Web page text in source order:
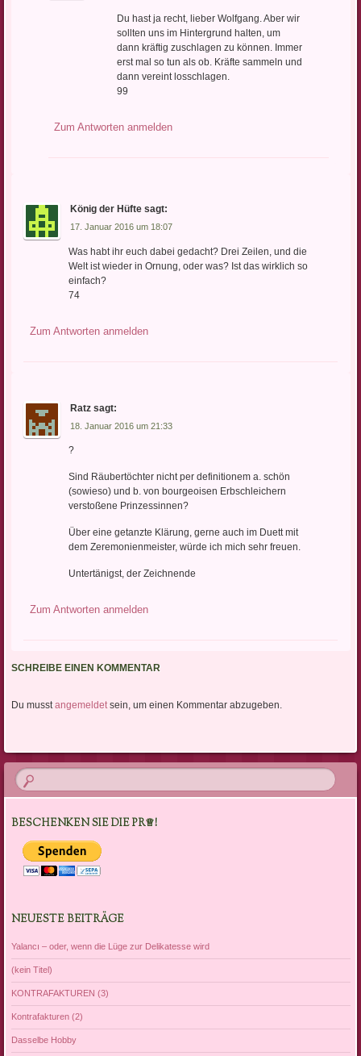
Du hast ja recht, lieber Wolfgang. Aber wir
sollten uns im Hintergrund halten, um
dann kräftig zuschlagen zu können. Immer
erst mal so tun als ob. Kräfte sammeln und
dann vereint losschlagen.
99
Zum Antworten anmelden
König der Hüfte sagt:
17. Januar 2016 um 18:07
Was habt ihr euch dabei gedacht? Drei Zeilen, und die
Welt ist wieder in Ornung, oder was? Ist das wirklich so
einfach?
74
Zum Antworten anmelden
Ratz sagt:
18. Januar 2016 um 21:33
?
Sind Räubertöchter nicht per definitionem a. schön
(sowieso) und b. von bourgeoisen Erbschleichern
verstoßene Prinzessinnen?
Über eine getanzte Klärung, gerne auch im Duett mit
dem Zeremonienmeister, würde ich mich sehr freuen.
Untertänigst, der Zeichnende
Zum Antworten anmelden
SCHREIBE EINEN KOMMENTAR
Du musstangemeldetsein, um einen Kommentar abzugeben.
BESCHENKEN SIE DIE PR♕!
NEUESTE BEITRÄGE
Yalancı – oder, wenn die Lüge zur Delikatesse wird
(kein Titel)
KONTRAFAKTUREN (3)
Kontrafakturen (2)
Dasselbe Hobby